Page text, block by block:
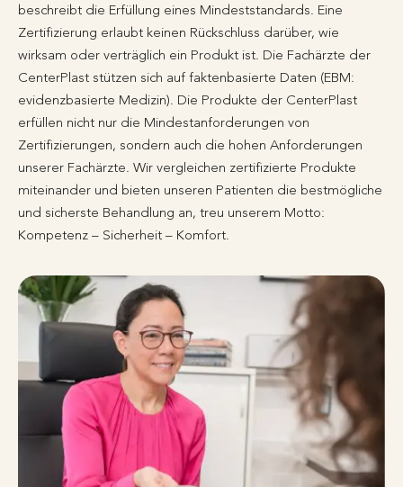
beschreibt die Erfüllung eines Mindeststandards. Eine
Zertifizierung erlaubt keinen Rückschluss darüber, wie
wirksam oder verträglich ein Produkt ist. Die Fachärzte der
CenterPlast stützen sich auf faktenbasierte Daten (EBM:
evidenzbasierte Medizin). Die Produkte der CenterPlast
erfüllen nicht nur die Mindestanforderungen von
Zertifizierungen, sondern auch die hohen Anforderungen
unserer Fachärzte. Wir vergleichen zertifizierte Produkte
miteinander und bieten unseren Patienten die bestmögliche
und sicherste Behandlung an, treu unserem Motto:
Kompetenz – Sicherheit – Komfort.